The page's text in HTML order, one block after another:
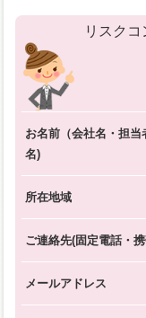
リスク
お名前（会社名・担当
名)
所在地域
ご連絡先(固定電話・
メールアドレス